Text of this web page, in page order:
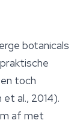
botanicals
toch
al., 2014).
af met